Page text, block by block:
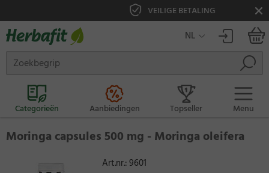
VEILIGE BETALING
NL
Categorieën Aanbiedingen Topseller Menu
Moringa capsules 500 mg - Moringa oleifera
Art.nr.:9601